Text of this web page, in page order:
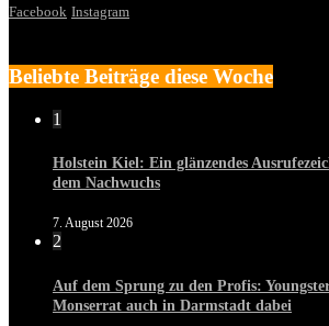
Facebook Instagram
Beliebte Beiträge diese Woche
1
Holstein Kiel: Ein glänzendes
dem Nachwuchs
7. August 2026
2
Auf dem Sprung zu den Profis:
Monserrat auch in Darmstadt dabei